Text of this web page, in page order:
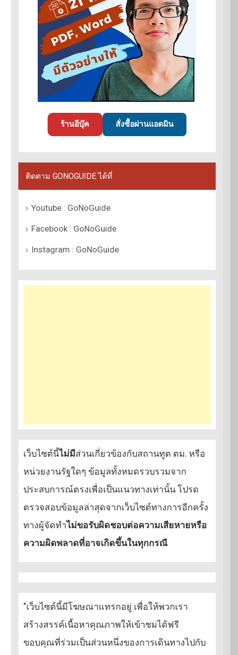
ร้านอีบุ๊ค สั่งซื้อผ่านแอดมิน
ติดตาม GONOGUIDE ได้ที่
Youtube : GoNoGuide
Facebook : GoNoGuide
Instagram : GoNoGuide
เว็บไซต์นี้ไม่มีส่วนเกี่ยวข้องกับสถานทูต ตม. หรือ
หน่วยงานรัฐใดๆ ข้อมูลทั้งหมดรวบรวมจาก
ประสบการณ์ตรงเพื่อเป็นแนวทางเท่านั้น โปรด
ตรวจสอบข้อมูลล่าสุดจากเว็บไซต์ทางการอีกครั้ง
ทางผู้จัดทำไม่ขอรับผิดชอบต่อความเสียหายหรือ
ความผิดพลาดที่อาจเกิดขึ้นในทุกกรณี
"เว็บไซต์นี้มีโฆษณาแทรกอยู่ เพื่อให้พวกเรา
สร้างสรรค์เนื้อหาคุณภาพให้เข้าชมได้ฟรี
ขอบคุณที่ร่วมเป็นส่วนหนึ่งของการเดินทางไปกับ